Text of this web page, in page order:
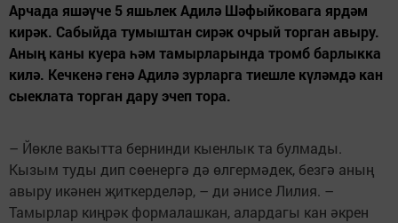
Арчада яшәүче 5 яшьлек Адилә Шәфыйковага ярдәм
кирәк. Сабыйда тумыштан сирәк очрый торган авыру.
Аның каны куера һәм тамырларында тромб барлыкка
килә. Кечкенә генә Адилә зурларга тиешле күләмдә кан
сыеклата торган дару эчеп тора.
– Йөкле вакытта бернинди кыенлык та булмады.
Кызым туды дип сөенергә дә өлгермәдек, безгә аның
авыру икәнен җиткерделәр, – ди әнисе Лилия. –
Тамырлар киңрәк формалашкан, алардагы кан әкрен